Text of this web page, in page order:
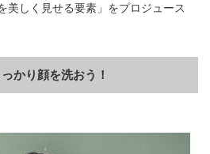
美しく見せる要素」をプロジュース
かり顔を洗おう！